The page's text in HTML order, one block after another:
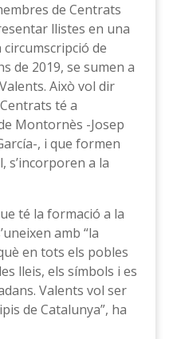
de Centrats
llistes en una
de
de 2019, se sumen a
Això vol dir
té a
Montornès -Josep
, i que formen
s’incorporen a la
té la formació a la
amb “la
en tots els pobles
lleis, els símbols i es
Valents vol ser
de Catalunya”, ha